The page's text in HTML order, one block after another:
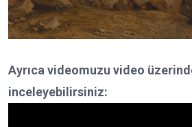
Ayrıca videomuzu video
inceleyebilirsiniz: